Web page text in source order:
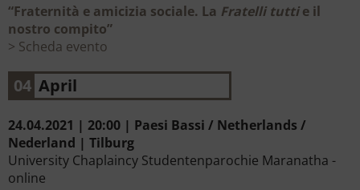
“Fraternità e amicizia sociale. La Fratelli tuttie il
nostro compito”
Scheda evento
04 April
24.04.2021 | 20:00 | Paesi Bassi / Netherlands /
Nederland | Tilburg
University Chaplaincy Studentenparochie Maranatha -
online